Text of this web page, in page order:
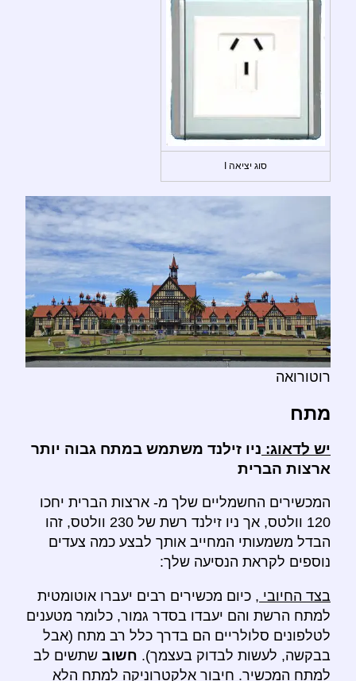
סוג יציאה I
רוטורואה
מתח
יש לדאוג: ניו זילנד משתמש במתח גבוה יותר
ארצות הברית
המכשירים החשמליים שלך מ- ארצות הברית יחכו
120 וולטס, אך ניו זילנד רשת של 230 וולטס, זהו
הבדל משמעותי המחייב אותך לבצע כמה צעדים
נוספים לקראת הנסיעה שלך:
בצד החיובי , כיום מכשירים רבים יעברו אוטומטית
למתח הרשת והם יעבדו בסדר גמור, כלומר מטענים
לטלפונים סלולריים הם בדרך כלל רב מתח (אבל
בבקשה, לעשות לבדוק בעצמך). חשוב שתשים לב
למתח המכשיר. חיבור אלקטרוניקה למתח הלא